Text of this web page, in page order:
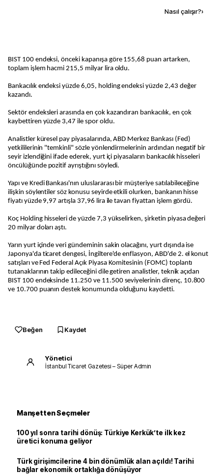
Nasıl çalışır?›
BIST 100 endeksi, önceki kapanışa göre 155,68 puan artarken,
toplam işlem hacmi 215,5 milyar lira oldu.
Bankacılık endeksi yüzde 6,05, holding endeksi yüzde 2,43 değer
kazandı.
Sektör endeksleri arasında en çok kazandıran bankacılık, en çok
kaybettiren yüzde 3,47 ile spor oldu.
Analistler küresel pay piyasalarında, ABD Merkez Bankası (Fed)
yetkililerinin "temkinli" sözle yönlendirmelerinin ardından negatif bir
seyir izlendiğini ifade ederek, yurt içi piyasaların bankacılık hisseleri
öncülüğünde pozitif ayrıştığını söyledi.
Yapı ve Kredi Bankası'nın uluslararası bir müşteriye satılabileceğine
ilişkin söylentiler söz konusu seyirde etkili olurken, bankanın hisse
fiyatı yüzde 9,97 artışla 37,96 lira ile tavan fiyattan işlem gördü.
Koç Holding hisseleri de yüzde 7,3 yükselirken, şirketin piyasa değeri
20 milyar doları aştı.
Yarın yurt içinde veri gündeminin sakin olacağını, yurt dışında ise
Japonya'da ticaret dengesi, İngiltere'de enflasyon, ABD'de 2. el konut
satışları ve Fed Federal Açık Piyasa Komitesinin (FOMC) toplantı
tutanaklarının takip edileceğini dile getiren analistler, teknik açıdan
BIST 100 endeksinde 11.250 ve 11.500 seviyelerinin direnç, 10.800
ve 10.700 puanın destek konumunda olduğunu kaydetti.
Beğen Kaydet
Yönetici
İstanbul Ticaret Gazetesi – Süper Admin
Manşetten Seçmeler
100 yıl sonra tarihi dönüş: Türkiye Kerkük’te ilk kez
üretici konuma geliyor
Türk girişimcilerine 4 bin dönümlük alan açıldı! Tarihi
bağlar ekonomik ortaklığa dönüşüyor